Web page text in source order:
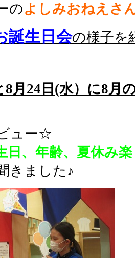
のよしみおねえさ
誕生日会の様子を
8月24日(水）に8月
ュー☆
日、年齢、夏休み
きました♪